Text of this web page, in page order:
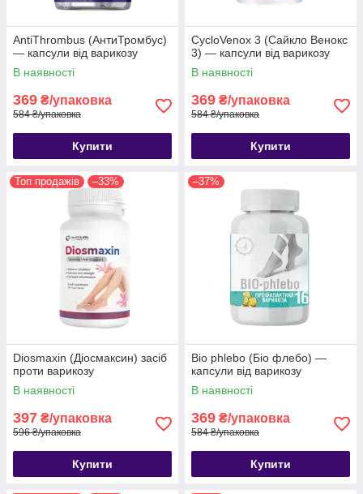
AntiThrombus (АнтиТромбус)
— капсули від варикозу
В наявності
369 ₴/упаковка
584 ₴/упаковка
Купити
CycloVenox 3 (Сайкло Венокс
3) — капсули від варикозу
В наявності
369 ₴/упаковка
584 ₴/упаковка
Купити
Топ продажів –33%
Diosmaxin (Діосмаксин) засіб
проти варикозу
В наявності
397 ₴/упаковка
596 ₴/упаковка
Купити
–37%
Bio phlebo (Біо флебо) —
капсули від варикозу
В наявності
369 ₴/упаковка
584 ₴/упаковка
Купити